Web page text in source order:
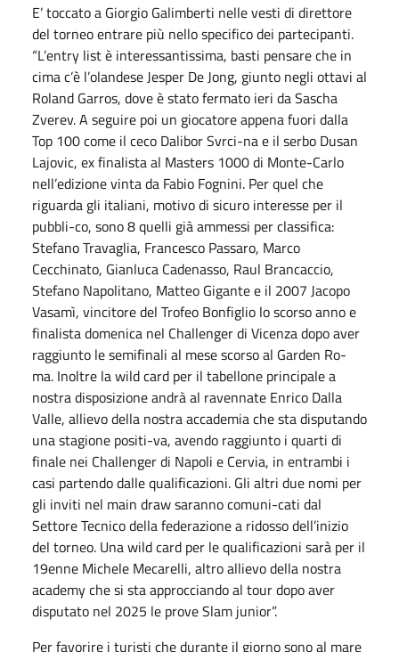
E’ toccato a Giorgio Galimberti nelle vesti di direttore
del torneo entrare più nello specifico dei partecipanti.
“L’entry list è interessantissima, basti pensare che in
cima c’è l’olandese Jesper De Jong, giunto negli ottavi al
Roland Garros, dove è stato fermato ieri da Sascha
Zverev. A seguire poi un giocatore appena fuori dalla
Top 100 come il ceco Dalibor Svrci-na e il serbo Dusan
Lajovic, ex finalista al Masters 1000 di Monte-Carlo
nell’edizione vinta da Fabio Fognini. Per quel che
riguarda gli italiani, motivo di sicuro interesse per il
pubbli-co, sono 8 quelli già ammessi per classifica:
Stefano Travaglia, Francesco Passaro, Marco
Cecchinato, Gianluca Cadenasso, Raul Brancaccio,
Stefano Napolitano, Matteo Gigante e il 2007 Jacopo
Vasamì, vincitore del Trofeo Bonfiglio lo scorso anno e
finalista domenica nel Challenger di Vicenza dopo aver
raggiunto le semifinali al mese scorso al Garden Ro-
ma. Inoltre la wild card per il tabellone principale a
nostra disposizione andrà al ravennate Enrico Dalla
Valle, allievo della nostra accademia che sta disputando
una stagione positi-va, avendo raggiunto i quarti di
finale nei Challenger di Napoli e Cervia, in entrambi i
casi partendo dalle qualificazioni. Gli altri due nomi per
gli inviti nel main draw saranno comuni-cati dal
Settore Tecnico della federazione a ridosso dell’inizio
del torneo. Una wild card per le qualificazioni sarà per il
19enne Michele Mecarelli, altro allievo della nostra
academy che si sta approcciando al tour dopo aver
disputato nel 2025 le prove Slam junior”.
Per favorire i turisti che durante il giorno sono al mare